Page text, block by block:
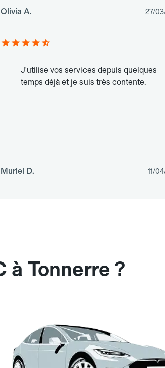
Olivia A. 27/
J'utilise vos services depuis quelques
temps déjà et je suis très contente.
Muriel D. 11/
à Tonnerre ?